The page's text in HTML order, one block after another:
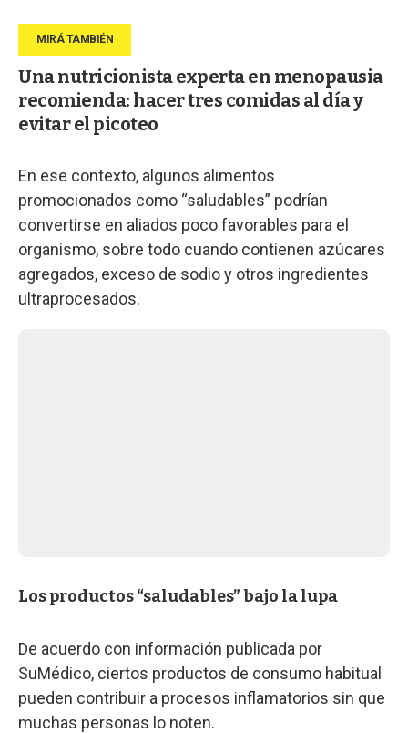
Una nutricionista experta en menopausia
recomienda: hacer tres comidas al día y
evitar el picoteo
En ese contexto, algunos alimentos
promocionados como “saludables” podrían
convertirse en aliados poco favorables para el
organismo, sobre todo cuando contienen azúcares
agregados, exceso de sodio y otros ingredientes
ultraprocesados.
Los productos “saludables” bajo la lupa
De acuerdo con información publicada por
SuMédico, ciertos productos de consumo habitual
pueden contribuir a procesos inflamatorios sin que
muchas personas lo noten.